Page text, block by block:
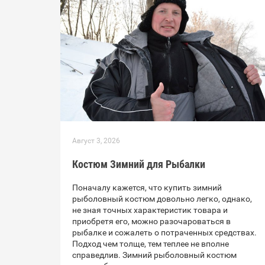
Август 3, 2026
Костюм Зимний для Рыбалки
Поначалу кажется, что купить зимний
рыболовный костюм довольно легко, однако,
не зная точных характеристик товара и
приобретя его, можно разочароваться в
рыбалке и сожалеть о потраченных средствах.
Подход чем толще, тем теплее не вполне
справедлив. Зимний рыболовный костюм